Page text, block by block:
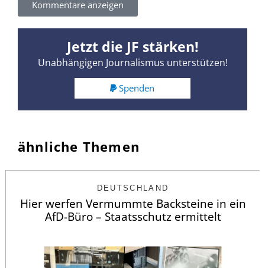
Kommentare anzeigen
Jetzt die JF stärken!
Unabhängigen Journalismus unterstützen!
Spenden
ähnliche Themen
DEUTSCHLAND
Hier werfen Vermummte Backsteine in ein
AfD-Büro – Staatsschutz ermittelt